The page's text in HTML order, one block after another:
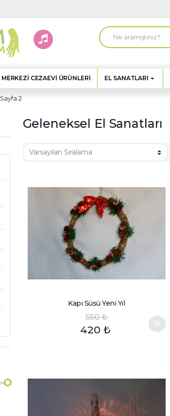
A
r
a
MERKEZI CEZAEVI ÜRÜNLERI EL SANATLARI
Sayfa 2
Geleneksel El Sanatları
Kapı Süsü Yeni Yıl
550₺
420 ₺